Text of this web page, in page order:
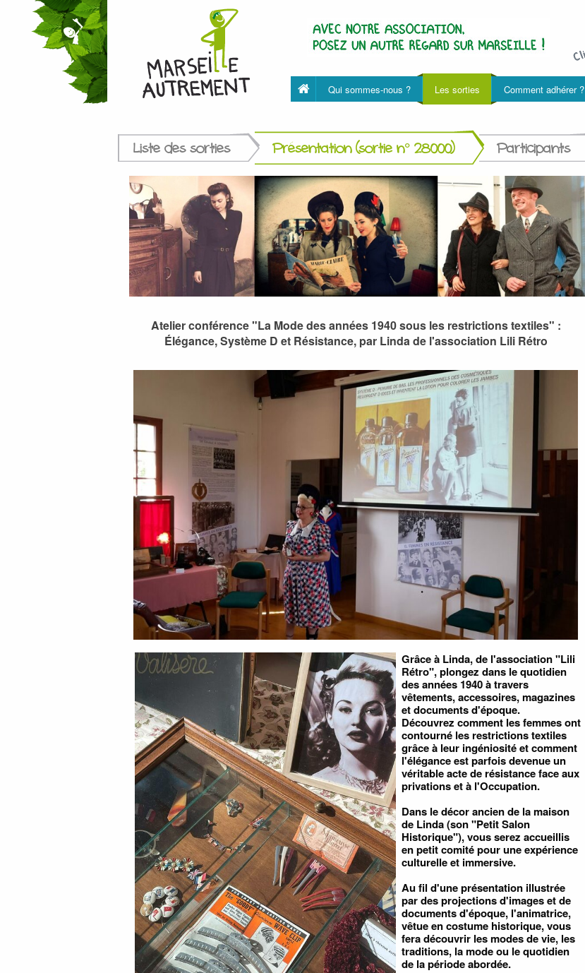
Qui sommes-nous ? Les sorties Comment adhérer ?
Liste des sorties Présentation (sortie n° 28000) Participants
Atelier conférence "La Mode des années 1940 sous les restrictions textiles" :
Élégance, Système D et Résistance, par Linda de l'association Lili Rétro
Grâce à Linda, de l'association "Lili
Rétro", plongez dans le quotidien
des années 1940 à travers
vêtements, accessoires, magazines
et documents d'époque.
Découvrez comment les femmes ont
contourné les restrictions textiles
grâce à leur ingéniosité et comment
l'élégance est parfois devenue un
véritable acte de résistance face aux
privations et à l'Occupation.
Dans le décor ancien de la maison
de Linda (son "Petit Salon
Historique"), vous serez accueillis
en petit comité pour une expérience
culturelle et immersive.
Au fil d'une présentation illustrée
par des projections d'images et de
documents d'époque, l'animatrice,
vêtue en costume historique, vous
fera découvrir les modes de vie, les
traditions, la mode ou le quotidien
de la période abordée.